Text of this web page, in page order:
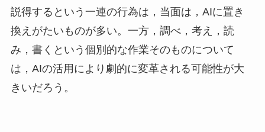
説得するという一連の行為は，当面は，AIに置き
換えがたいものが多い。一方，調べ，考え，読
み，書くという個別的な作業そのものについて
は，AIの活用により劇的に変革される可能性が大
きいだろう。